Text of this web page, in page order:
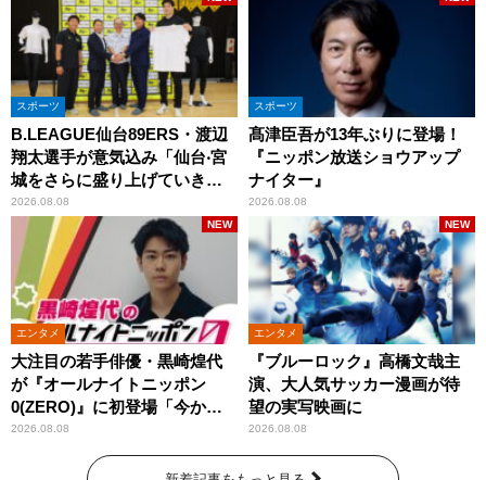
スポーツ
B.LEAGUE仙台89ERS・渡辺
翔太選手が意気込み「仙台‧宮
城をさらに盛り上げていきた
いです」
2026.08.08
スポーツ
髙津臣吾が13年ぶりに登場！
『ニッポン放送ショウアップ
ナイター』
2026.08.08
エンタメ
大注目の若手俳優・黒崎煌代
が『オールナイトニッポン
0(ZERO)』に初登場「今から
とてもワクワクしておりま
2026.08.08
NEW
エンタメ
『ブルーロック』高橋文哉主
演、大人気サッカー漫画が待
望の実写映画に
2026.08.08
NEW